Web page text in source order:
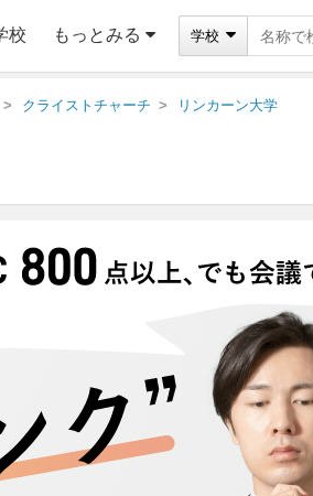
校 もっとみる 学校
クライストチャーチ リンカーン大学